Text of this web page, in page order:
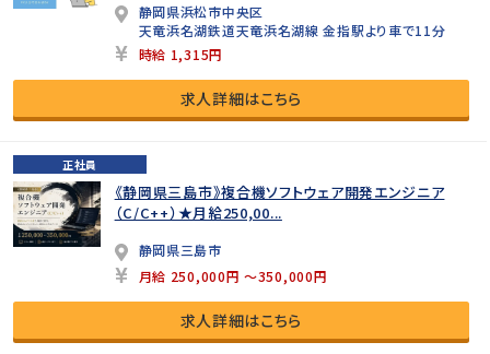
静岡県浜松市中央区
天竜浜名湖鉄道天竜浜名湖線 金指駅より車で11分
時給 1,315円
求人詳細はこちら
正社員
《静岡県三島市》複合機ソフトウェア開発エンジニア
（C/C++）★月給250,00...
静岡県三島市
月給 250,000円 ～350,000円
求人詳細はこちら